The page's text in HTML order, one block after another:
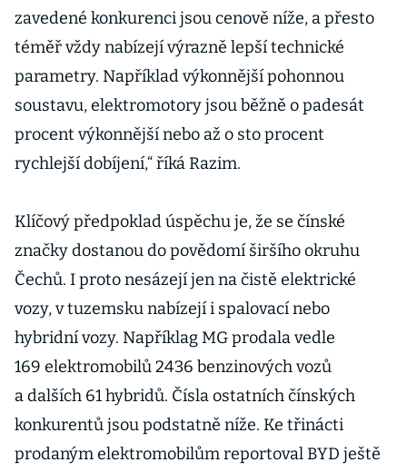
zavedené konkurenci jsou cenově níže, a přesto
téměř vždy nabízejí výrazně lepší technické
parametry. Například výkonnější pohonnou
soustavu, elektromotory jsou běžně o padesát
procent výkonnější nebo až o sto procent
rychlejší dobíjení,“ říká Razim.
Klíčový předpoklad úspěchu je, že se čínské
značky dostanou do povědomí širšího okruhu
Čechů. I proto nesázejí jen na čistě elektrické
vozy, v tuzemsku nabízejí i spalovací nebo
hybridní vozy. Napříklag MG prodala vedle
169 elektromobilů 2436 benzinových vozů
a dalších 61 hybridů. Čísla ostatních čínských
konkurentů jsou podstatně níže. Ke třinácti
prodaným elektromobilům reportoval BYD ještě